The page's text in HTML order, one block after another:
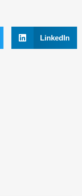
LinkedIn